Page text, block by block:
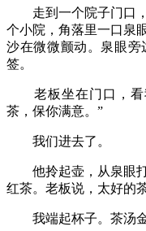
走到一个院子门口，
个小院，角落里一口泉
沙在微微颤动。泉眼
签。
老板坐在门口，看
茶，保你满意。”
我们进去了。
他拎起壶，从泉眼打
红茶。老板说，太好的
我端起杯子。茶汤金